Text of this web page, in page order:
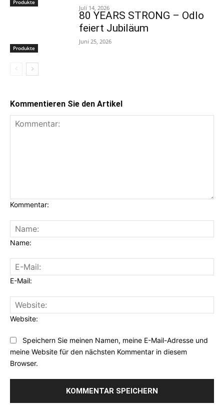
Produkte
Juli 14, 2026
Produkte
80 YEARS STRONG – Odlo
feiert Jubiläum
Juni 25, 2026
Kommentieren Sie den Artikel
Kommentar:
Name:
E-Mail:
Website:
Speichern Sie meinen Namen, meine E-Mail-Adresse und
meine Website für den nächsten Kommentar in diesem
Browser.